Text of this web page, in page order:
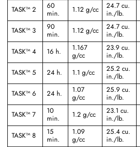
TASK™ 2
60
min.
1.12 g/cc
24.7 cu.
in./lb.
TASK™ 3
90
min.
1.12 g/cc
24.7 cu.
in./lb.
TASK™ 4
16 h.
1.167
g/cc
23.9 cu.
in./lb.
TASK™ 5
24 h. 1.1 g/cc
25.2 cu.
in./lb.
TASK™ 6
24 h.
1.07
g/cc
25.9 cu.
in./lb.
TASK™ 7
10
min.
1.2 g/cc
23.1 cu.
in./lb.
TASK™ 8
15
min.
1.09
g/cc
25.4 cu.
in./lb.